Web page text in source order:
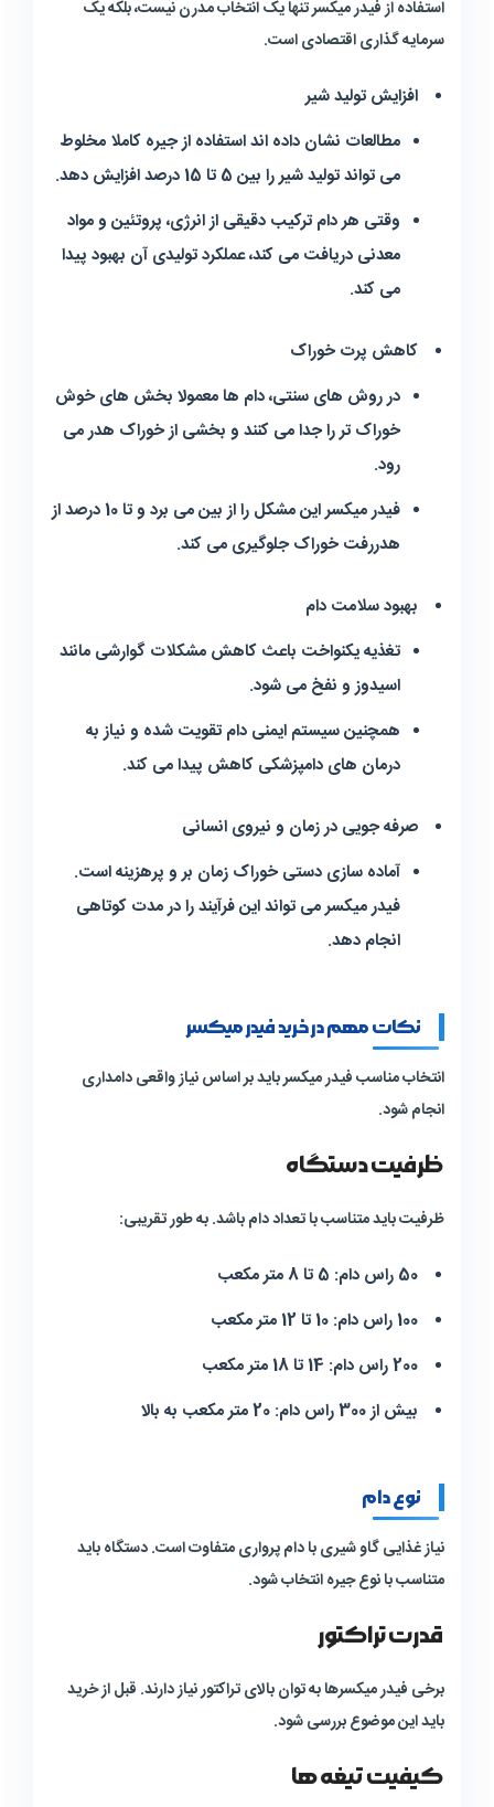
استفاده از فیدر میکسر تنها یک انتخاب مدرن نیست، بلکه یک
سرمایه گذاری اقتصادی است.
افزایش تولید شیر
مطالعات نشان داده اند استفاده از جیره کاملا مخلوط
می تواند تولید شیر را بین 5 تا 15 درصد افزایش دهد.
وقتی هر دام ترکیب دقیقی از انرژی، پروتئین و مواد
معدنی دریافت می کند، عملکرد تولیدی آن بهبود پیدا
می کند.
کاهش پرت خوراک
در روش های سنتی، دام ها معمولا بخش های خوش
خوراک تر را جدا می کنند و بخشی از خوراک هدر می
رود.
فیدر میکسر این مشکل را از بین می برد و تا 10 درصد از
هدررفت خوراک جلوگیری می کند.
بهبود سلامت دام
تغذیه یکنواخت باعث کاهش مشکلات گوارشی مانند
اسیدوز و نفخ می شود.
همچنین سیستم ایمنی دام تقویت شده و نیاز به
درمان های دامپزشکی کاهش پیدا می کند.
صرفه جویی در زمان و نیروی انسانی
آماده سازی دستی خوراک زمان بر و پرهزینه است.
فیدر میکسر می تواند این فرآیند را در مدت کوتاهی
انجام دهد.
نکات مهم در خرید فیدر میکسر
انتخاب مناسب فیدر میکسر باید بر اساس نیاز واقعی دامداری
انجام شود.
ظرفیت دستگاه
ظرفیت باید متناسب با تعداد دام باشد. به طور تقریبی:
بیش از 300 راس دام: 20 متر مکعب به بالا
نوع دام
نیاز غذایی گاو شیری با دام پرواری متفاوت است. دستگاه باید
متناسب با نوع جیره انتخاب شود.
قدرت تراکتور
برخی فیدر میکسرها به توان بالای تراکتور نیاز دارند. قبل از خرید
باید این موضوع بررسی شود.
کیفیت تیغه ها